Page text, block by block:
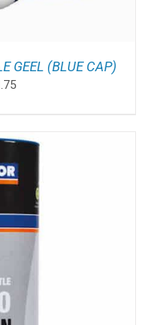
GEEL (BLUE CAP)
Huidige
€11.75.